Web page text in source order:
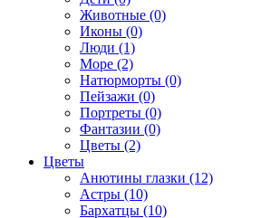
Животные (0)
Иконы (0)
Люди (1)
Море (2)
Натюрморты (0)
Пейзажи (0)
Портреты (0)
Фантазии (0)
Цветы (2)
Цветы
Анютины глазки (12)
Астры (10)
Бархатцы (10)